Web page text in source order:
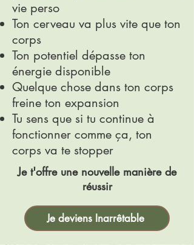
vie perso
Ton cerveau va plus vite que ton
corps
Ton potentiel dépasse ton
énergie disponible
Quelque chose dans ton corps
freine ton expansion
Tu sens que si tu continue à
fonctionner comme ça, ton
corps va te stopper
Je t'offre une nouvelle manière de
réussir
Je deviens Inarrêtable